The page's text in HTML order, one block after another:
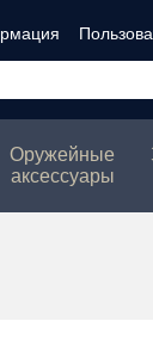
Оружейные
аксессуары